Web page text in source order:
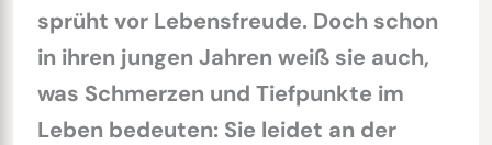
sprüht vor Lebensfreude. Doch schon
in ihren jungen Jahren weiß sie auch,
was Schmerzen und Tiefpunkte im
Leben bedeuten: Sie leidet an der